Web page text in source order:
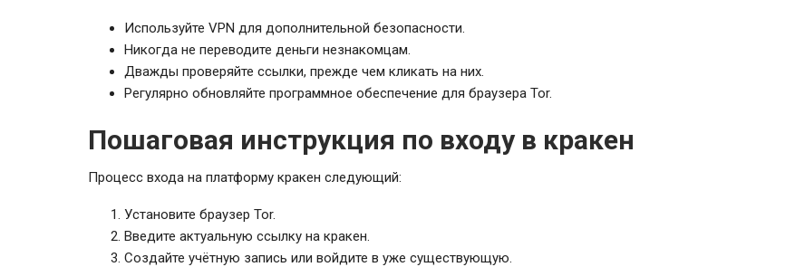
Используйте VPN для дополнительной безопасности.
Никогда не переводите деньги незнакомцам.
Дважды проверяйте ссылки, прежде чем кликать на них.
Регулярно обновляйте программное обеспечение для браузера Tor.
Пошаговая инструкция по входу в кракен
Процесс входа на платформу кракен следующий:
Установите браузер Tor.
Введите актуальную ссылку на кракен.
Создайте учётную запись или войдите в уже существующую.